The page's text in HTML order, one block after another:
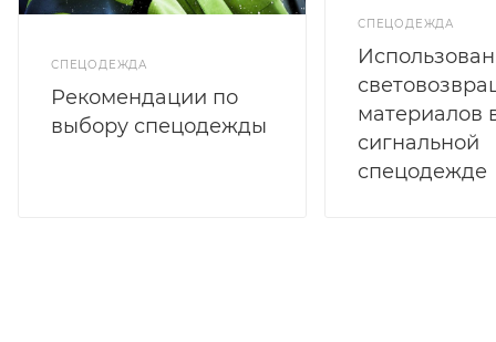
СПЕЦОДЕЖДА
Рекомендации по
выбору спецодежды
СПЕЦОДЕЖДА
материалов
сигнальной
спецодежде